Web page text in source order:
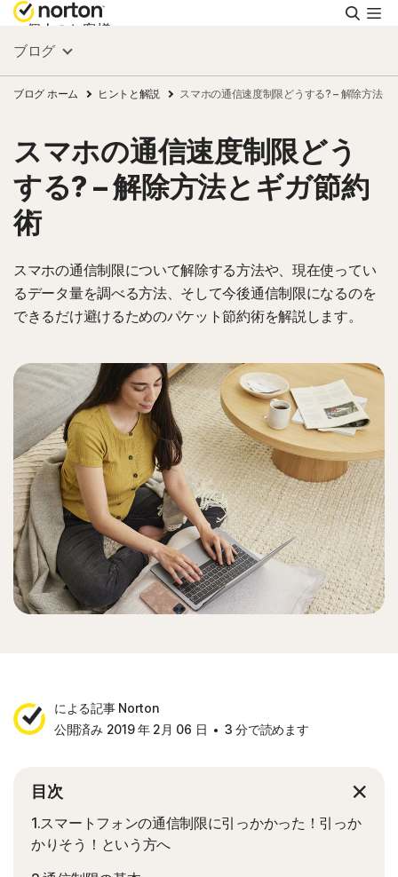
検
索
個人のお客様
スモールビジネス
リソース
サポート
無料体験
日本
サインイン
ブログ
ブログ ホーム ヒントと解説 スマホの通信速度制限どうする? – 解除方法と
スマホの通信速度制限どう
する? – 解除方法とギガ節約
術
スマホの通信制限について解除する方法や、現在使ってい
るデータ量を調べる方法、そして今後通信制限になるのを
できるだけ避けるためのパケット節約術を解説します。
による記事 Norton
公開済み 2019 年 2月 06 日
3 分で読めます
目次
1.スマートフォンの通信制限に引っかかった！引っか
かりそう！という方へ